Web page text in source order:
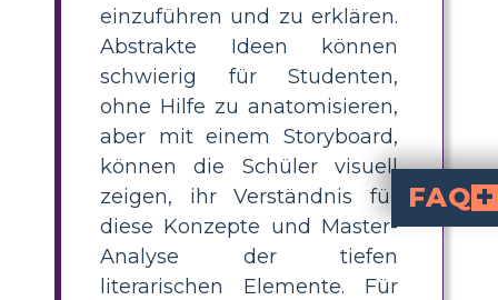
einzuführen und zu erklären.
Abstrakte Ideen können
schwierig für Studenten,
ohne Hilfe zu anatomisieren,
aber mit einem Storyboard,
können die Schüler visuell
zeigen, ihr Verständnis für
diese Konzepte und Master-
Analyse der tiefen
literarischen Elemente. Für
FAQ